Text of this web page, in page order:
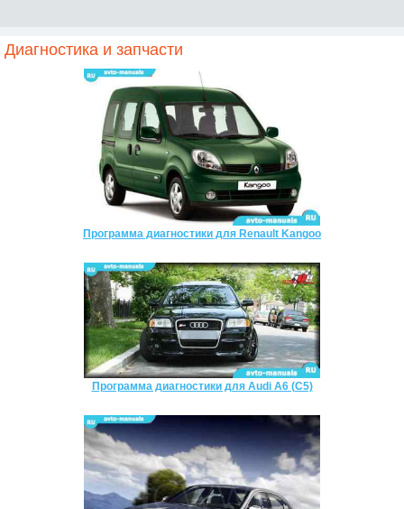
Диагностика и запчасти
Программа диагностики для Renault Kangoo
Программа диагностики для Audi A6 (C5)